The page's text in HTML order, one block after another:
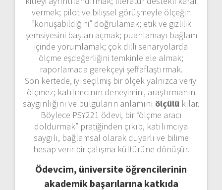
vermek; pilot ve bilişsel görüşmeyle ölçeğin
“konuşabildiğini” doğrulamak; etik ve gizlilik
şemsiyesini baştan açmak; puanlamayı bağlam
içinde yorumlamak; çok dilli senaryolarda
ölçme eşdeğerliğini temkinle ele almak;
raporlamada gerekçeyi şeffaflaştırmak.
Son kertede, iyi seçilmiş bir ölçek yalnızca veriyi
ölçmez; katılımcının deneyimini, araştırmanın
saygınlığını ve bulguların anlamını ölçülü kılar.
Böylece PSY221 ödevi, bir “ölçme aracı
doldurmak” pratiğinden çıkıp, katılımcıya
saygılı, bağlamsal olarak duyarlı ve bilime
hesap verir bir çalışma kültürüne dönüşür.
Ödevcim, üniversite öğrencilerinin
akademik başarılarına katkıda